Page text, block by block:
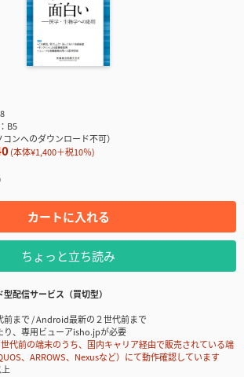
B5
ンへのダウンロード不可）
(本体¥1,400＋税10％)
カートに入れる
ちょっと立ち読み
配信サービス（買切型）
前まで / Android最新の２世代前まで
、専用ビューアisho.jpが必要
前の端末のうち、国内キャリア経由で販売されている端
、ARROWS、Nexusなど）にて動作確認しています